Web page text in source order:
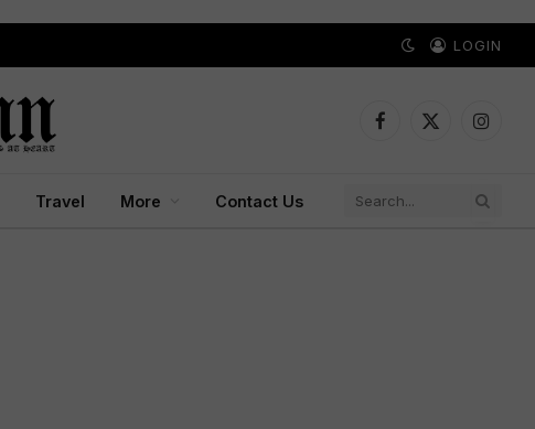
LOGIN
Facebook
X
Travel More Contact Us